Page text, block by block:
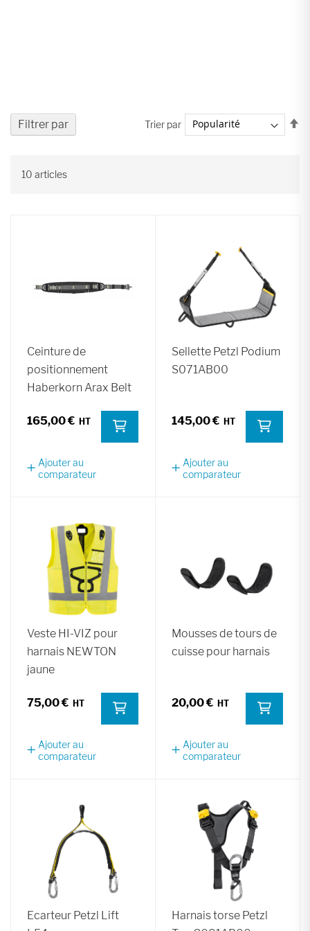
10 articles
Trier par
Ceinture de
positionnement
Haberkorn Arax Belt
165,00 €
Ajouter au
comparateur
Sellette Petzl Podium
S071AB00
145,00 €
Ajouter au
comparateur
Veste HI-VIZ pour
harnais NEWTON
jaune
75,00 €
Ajouter au
comparateur
Mousses de tours de
cuisse pour harnais
20,00 €
Ajouter au
comparateur
Ecarteur Petzl Lift
Harnais torse Petzl
Filtrer par